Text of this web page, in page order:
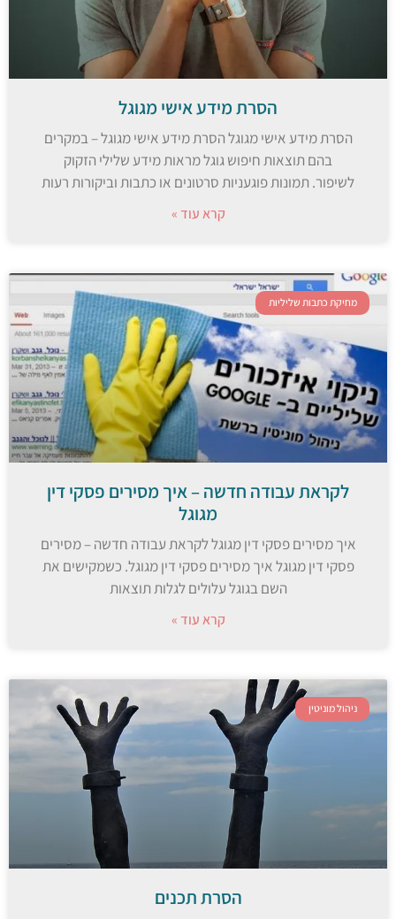
הסרת מידע אישי מגוגל
הסרת מידע אישי מגוגל הסרת מידע אישי מגוגל – במקרים
בהם תוצאות חיפוש גוגל מראות מידע שלילי הזקוק
לשיפור. תמונות פוגעניות סרטונים או כתבות וביקורות רעות
קרא עוד »
מחיקת כתבות שליליות
לקראת עבודה חדשה – איך מסירים פסקי דין
מגוגל
איך מסירים פסקי דין מגוגל לקראת עבודה חדשה – מסירים
פסקי דין מגוגל איך מסירים פסקי דין מגוגל. כשמקישים את
השם בגוגל עלולים לגלות תוצאות
קרא עוד »
ניהול מוניטין
הסרת תכנים